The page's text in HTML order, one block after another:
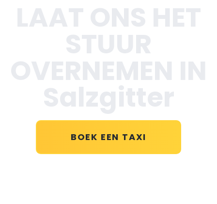
BOEK EEN TAXI